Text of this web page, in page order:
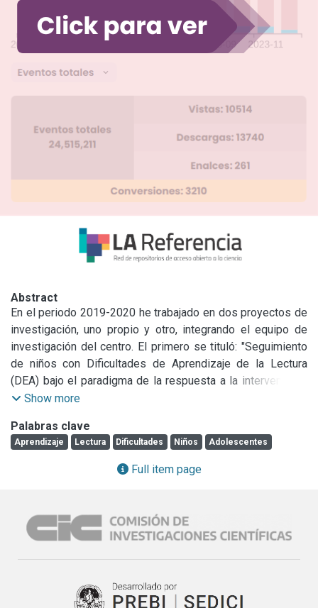
Abstract
En el periodo 2019-2020 he trabajado en dos proyectos de
investigación, uno propio y otro, integrando el equipo de
investigación del centro. El primero se tituló: "Seguimiento
de niños con Dificultades de Aprendizaje de la Lectura
(DEA) bajo el paradigma de la respuesta a la intervención".
El objetivo planteado consistía en continuar con el estudio
fin de completar la muestra de la población que realiza
consultas por dificultades de aprendizaje en niños y niñas,
en las instituciones públicas de salud, analizar los datos y
El segundo proyecto en el que he trabajado como
integrante del CEREN durante el año 2020 ha sido:
en La Plata, Berisso y Ensenada. Estado de situación del
bienestar infantil y propuestas". Proyecto de Investigación
Show more
Palabras clave
Aprendizaje Lectura Dificultades Niños Adolescentes
Full item page